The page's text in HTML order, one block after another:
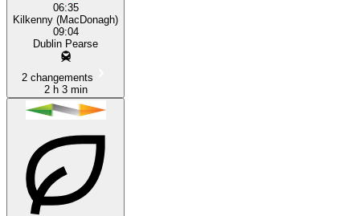
06:35
Kilkenny (MacDonagh)
09:04
Dublin Pearse
2 changements
2 h 3 min